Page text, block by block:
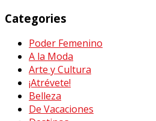
Categories
Poder Femenino
A la Moda
Arte y Cultura
¡Atrévete!
Belleza
De Vacaciones